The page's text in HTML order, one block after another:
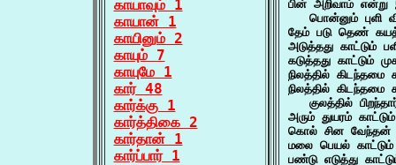
காயாவும் 1
காயான் 1
காயினும் 2
காயும் 7
காயுமே 1
கார் 48
கார்க்கு 1
கார்த்திகை 2
கார்தான் 1
கார்ப்பார் 1
பின் அறிவாம் என்று
பொன்னும் புளி
தேம் படு தெண்
அடுத்தது காட்டும்
கடுத்தது காட்டும்
நிலத்தில் கிடந்தமை
நிலத்தில் கிடந்தமை
குலத்தில்
அரும் துயரம்
கொல் சின வேந்தன்
மலை பெயல்
பண்டு எடுத்து